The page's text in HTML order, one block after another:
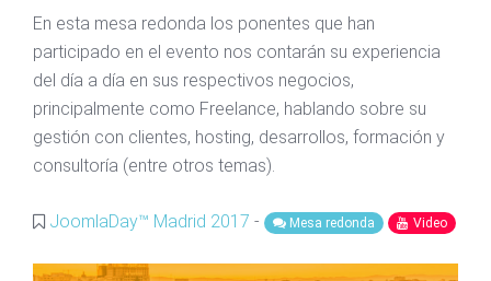
En esta mesa redonda los ponentes que han
participado en el evento nos contarán su experiencia
del día a día en sus respectivos negocios,
principalmente como Freelance, hablando sobre su
gestión con clientes, hosting, desarrollos, formación y
consultoría (entre otros temas).
JoomlaDay™ Madrid 2017 - Mesa redonda Video